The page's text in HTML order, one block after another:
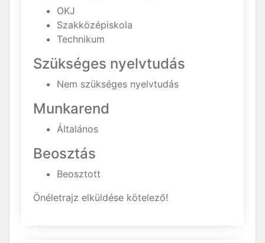
OKJ
Szakközépiskola
Technikum
Szükséges nyelvtudás
Nem szükséges nyelvtudás
Munkarend
Általános
Beosztás
Beosztott
Önéletrajz elküldése kötelező!